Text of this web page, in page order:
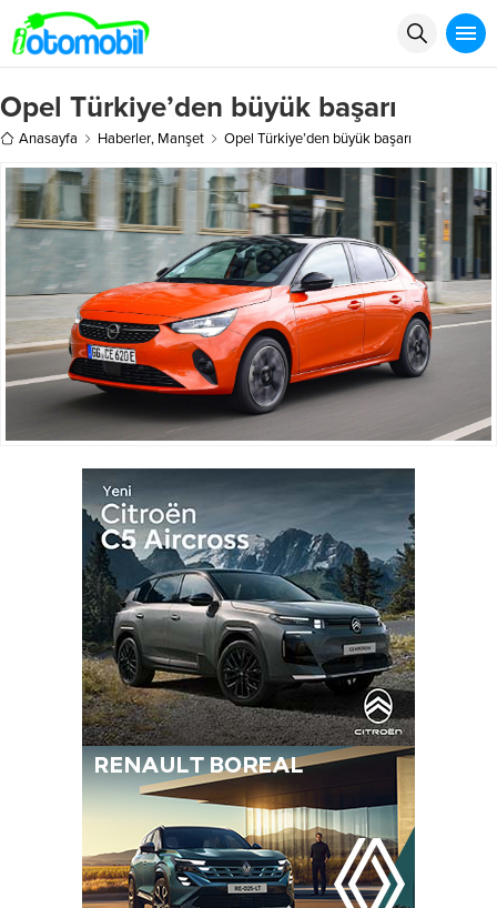
Opel Türkiye’den büyük başarı
Anasayfa Haberler, Manşet Opel Türkiye’den büyük başarı